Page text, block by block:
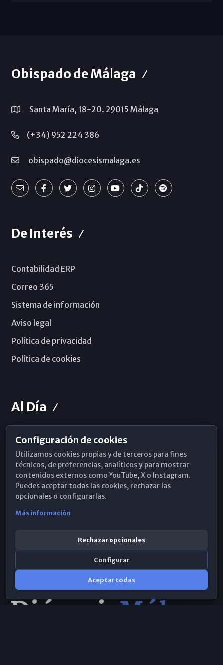
Obispado de Málaga
Santa María, 18-20. 29015 Málaga
(+34) 952 224 386
obispado@diocesismalaga.es
De Interés
Contabilidad ERP
Correo 365
Sistema de información
Aviso legal
Política de privacidad
Política de cookies
Al Día
Horarios de Misa
Hemeroteca
WhatsApp
Configuración de cookies
Utilizamos cookies propias y de terceros para fines
técnicos, de preferencias, analíticos y para mostrar
contenidos externos como YouTube, X o Instagram.
Puedes aceptar todas las cookies, rechazar las
opcionales o configurarlas.
Más información
Rechazar opcionales
Configurar
Aceptar todas